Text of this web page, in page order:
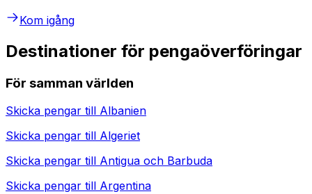
Kom igång
Destinationer för pengaöverföringar
För samman världen
Skicka pengar till Albanien
Skicka pengar till Algeriet
Skicka pengar till Antigua och Barbuda
Skicka pengar till Argentina